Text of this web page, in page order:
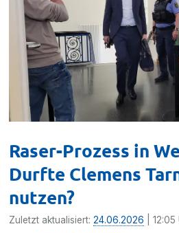
Raser-Prozess in
Durfte Clemens
nutzen?
Zuletzt aktualisiert:24.06.2026 |